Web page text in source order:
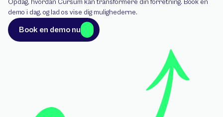
Opdag, hvordan Cursum kan transformere din forretning. Book en
demo i dag, og lad os vise dig mulighederne.
Book en demo nu
Book en demo nu